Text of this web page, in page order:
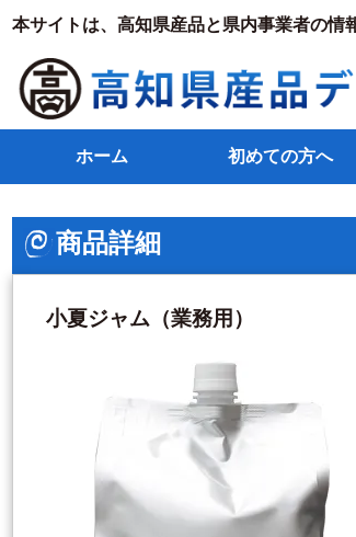
本サイトは、高知県産品と県内事業者の情
ホーム 初めての方へ
商品詳細
小夏ジャム（業務用）